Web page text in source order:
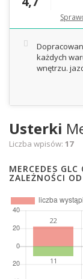
każdych
wnętrzu.
Usterki
Liczba wpisów: 17
MERCEDES
ZALEŻNOŚCI